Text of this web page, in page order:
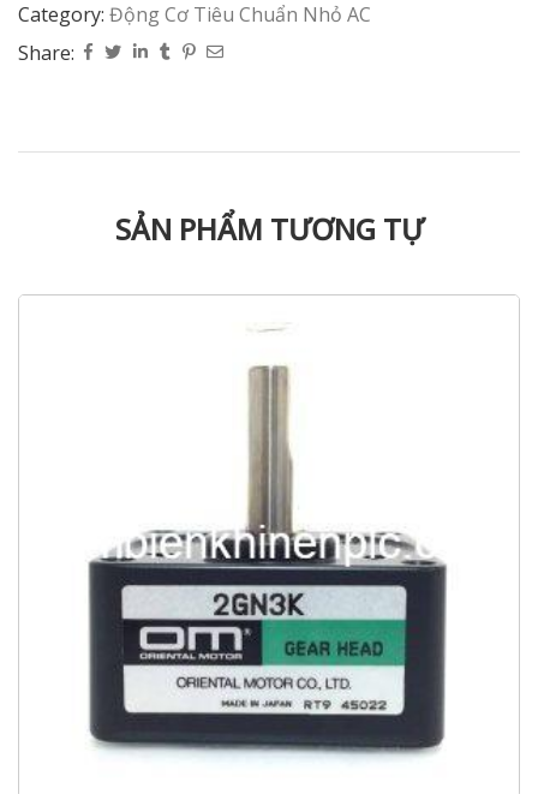
Category: Động Cơ Tiêu Chuẩn Nhỏ AC
Share:
SẢN PHẨM TƯƠNG TỰ